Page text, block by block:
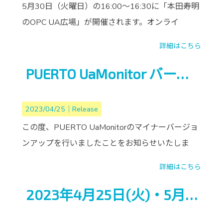
5月30日（火曜日）の16:00～16:30に「本田寿明
のOPC UA広場」が開催されます。オンライ
詳細はこちら
PUERTO UaMonitor バージョンアップ
2023/04/25｜ Release
この度、PUERTO UaMonitorのマイナーバージョ
ンアップを行いましたことをお知らせいたしま
詳細はこちら
2023年4月25日(火)・5月23日(火)ウェビナー開催のご案内